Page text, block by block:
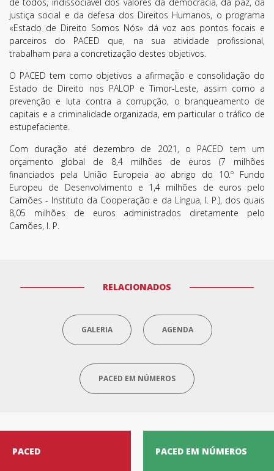
justiça social e da defesa dos Direitos Humanos, o programa
«Estado de Direito Somos Nós» dá voz aos pontos focais e
parceiros do PACED que, na sua atividade profissional,
trabalham para a concretização destes objetivos.
O PACED tem como objetivos a afirmação e consolidação do
Estado de Direito nos PALOP e Timor-Leste, assim como a
prevenção e luta contra a corrupção, o branqueamento de
capitais e a criminalidade organizada, em particular o tráfico de
estupefaciente.
Com duração até dezembro de 2021, o PACED tem um
orçamento global de 8,4 milhões de euros (7 milhões
financiados pela União Europeia ao abrigo do 10.º Fundo
Europeu de Desenvolvimento e 1,4 milhões de euros pelo
Camões - Instituto da Cooperação e da Língua, I. P.), dos quais
8,05 milhões de euros administrados diretamente pelo
Camões, I. P.
RELACIONADOS
GALERIA AGENDA
PACED EM NÚMEROS
PACED PACED EM NÚMEROS
Li e aceito os Termos de Utilização
SUBSCREVER